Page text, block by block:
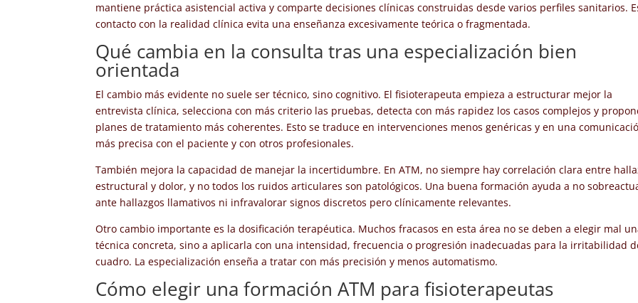
mantiene práctica asistencial activa y comparte decisiones clínicas construidas desde varios perfiles sanitarios.
contacto con la realidad clínica evita una enseñanza excesivamente teórica o fragmentada.
Qué cambia en la consulta tras una especialización bien
orientada
El cambio más evidente no suele ser técnico, sino cognitivo. El fisioterapeuta empieza a estructurar mejor la
entrevista clínica, selecciona con más criterio las pruebas, detecta con más rapidez los casos complejos y
planes de tratamiento más coherentes. Esto se traduce en intervenciones menos genéricas y en una
más precisa con el paciente y con otros profesionales.
También mejora la capacidad de manejar la incertidumbre. En ATM, no siempre hay correlación clara entre
estructural y dolor, y no todos los ruidos articulares son patológicos. Una buena formación ayuda a no
ante hallazgos llamativos ni infravalorar signos discretos pero clínicamente relevantes.
Otro cambio importante es la dosificación terapéutica. Muchos fracasos en esta área no se deben a elegir mal
técnica concreta, sino a aplicarla con una intensidad, frecuencia o progresión inadecuadas para la irritabilidad
cuadro. La especialización enseña a tratar con más precisión y menos automatismo.
Cómo elegir una formación ATM para fisioterapeutas